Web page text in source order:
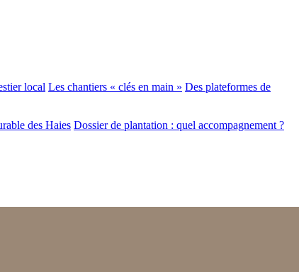
local Les chantiers « clés en main » Des plateformes de
des Haies Dossier de plantation : quel accompagnement ?